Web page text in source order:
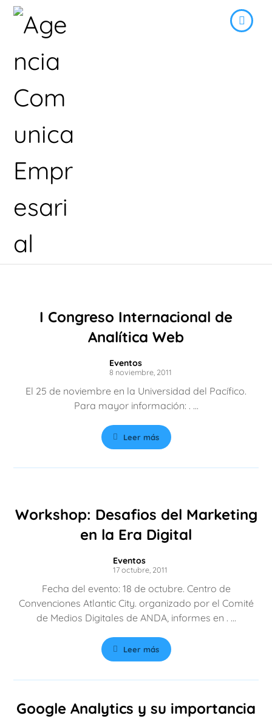
I Congreso Internacional de
Analítica Web
Eventos
8 noviembre, 2011
El 25 de noviembre en la Universidad del Pacífico.
Para mayor información: . ...
Leer más
Workshop: Desafios del Marketing
en la Era Digital
Eventos
17 octubre, 2011
Fecha del evento: 18 de octubre. Centro de
Convenciones Atlantic City. organizado por el Comité
de Medios Digitales de ANDA, informes en . ...
Leer más
Google Analytics y su importancia